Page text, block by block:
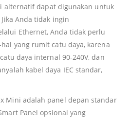
alternatif dapat digunakan untuk
Anda tidak ingin
Ethernet, Anda tidak perlu
yang rumit catu daya, karena
daya internal 90-240V, dan
kabel daya IEC standar,
Mini adalah panel depan standar
Panel opsional yang